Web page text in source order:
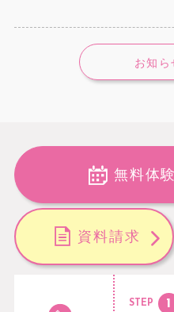
お知ら
無料体
資料請求
STEP